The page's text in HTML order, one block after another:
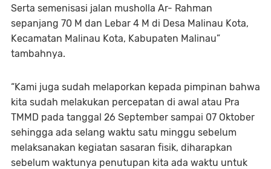
Serta semenisasi jalan musholla Ar- Rahman
sepanjang 70 M dan Lebar 4 M di Desa Malinau Kota,
Kecamatan Malinau Kota, Kabupaten Malinau”
tambahnya.
“Kami juga sudah melaporkan kepada pimpinan bahwa
kita sudah melakukan percepatan di awal atau Pra
TMMD pada tanggal 26 September sampai 07 Oktober
sehingga ada selang waktu satu minggu sebelum
melaksanakan kegiatan sasaran fisik, diharapkan
sebelum waktunya penutupan kita ada waktu untuk